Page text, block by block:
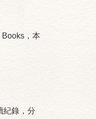
Books，本
紀錄，分